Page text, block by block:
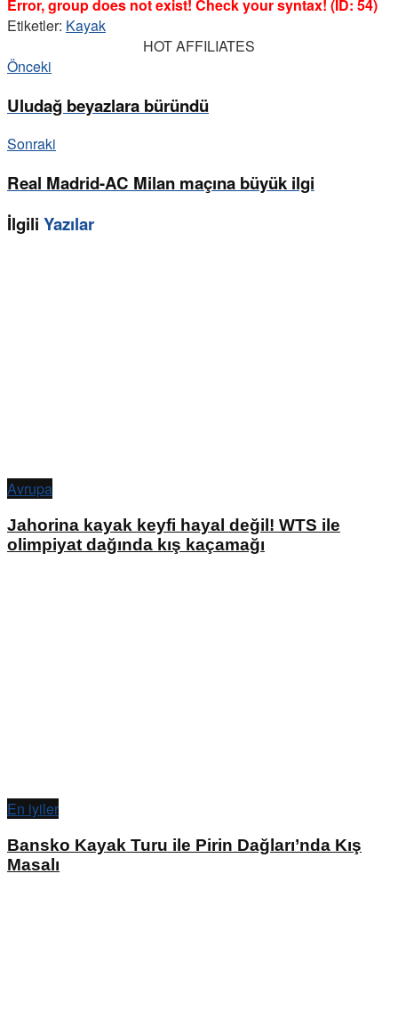
Error, group does not exist! Check your syntax! (ID: 54)
Etiketler: Kayak
HOT AFFILIATES
Önceki
Uludağ beyazlara büründü
Sonraki
Real Madrid-AC Milan maçına büyük ilgi
İlgili Yazılar
Avrupa
Jahorina kayak keyfi hayal değil! WTS ile
olimpiyat dağında kış kaçamağı
En iyiler
Bansko Kayak Turu ile Pirin Dağları’nda Kış
Masalı